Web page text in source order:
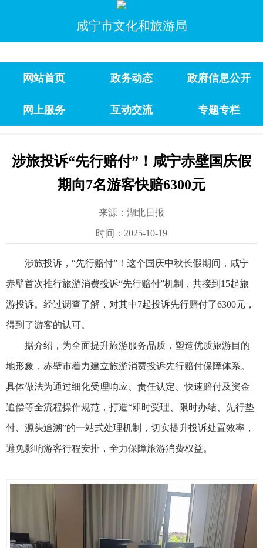
咸宁市文化和旅游局
网站首页 政务动态 政府信息公开
网上服务 互动交流 专题专栏
涉旅投诉“先行赔付”！咸宁赤壁国庆假
期向7名游客快赔6300元
来源：湖北日报
时间：2025-10-19
涉旅投诉，“先行赔付”！这个国庆中秋长假期间，咸宁
赤壁首次推行旅游消费投诉“先行赔付”机制，共接到15起旅
游投诉。经过调查了解，对其中7起投诉先行赔付了6300元，
得到了游客的认可。
据介绍，为全面提升旅游服务品质，塑造优质旅游目的
地形象，赤壁市着力建立旅游消费投诉先行赔付保障体系。
具体做法为通过细化受理响应、责任认定、快速赔付及资金
追偿等全流程操作规范，打造“即时受理、限时办结、先行垫
付、源头追溯”的一站式处理机制，切实提升投诉处置效率，
避免影响游客行程安排，全力保障旅游消费权益。